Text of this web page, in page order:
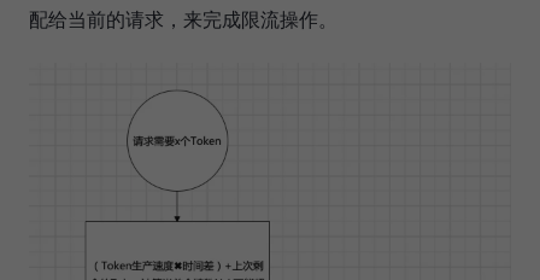
配给当前的请求，来完成限流操作。